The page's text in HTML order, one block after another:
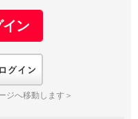
ジへ移動します＞